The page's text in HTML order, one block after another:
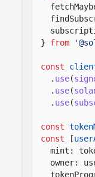
}
from
const
. use(
. use(
. use(
const
const
[
mint:
owner: